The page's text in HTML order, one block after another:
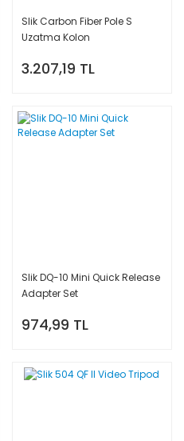
Slik Carbon Fiber Pole S
Uzatma Kolon
3.207,19 TL
Slik DQ-10 Mini Quick Release
Adapter Set
974,99 TL